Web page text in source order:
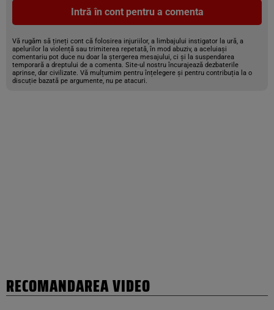
Intră în cont pentru a comenta
Vă rugăm să țineți cont că folosirea injuriilor, a limbajului instigator la ură, a
apelurilor la violență sau trimiterea repetată, în mod abuziv, a aceluiași
comentariu pot duce nu doar la ștergerea mesajului, ci și la suspendarea
temporară a dreptului de a comenta. Site-ul nostru încurajează dezbaterile
aprinse, dar civilizate. Vă mulțumim pentru înțelegere și pentru contribuția la o
discuție bazată pe argumente, nu pe atacuri.
RECOMANDAREA VIDEO